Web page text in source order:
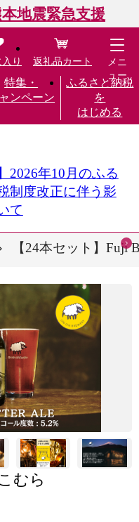
本地震緊急支援
特集・
ンペーン
ふるさと納税
を
はじめる
り 返礼品カート
メニ
ュー
2026年10月のふる
制度改正に伴う影
て
【24本セット】Fuji
むら